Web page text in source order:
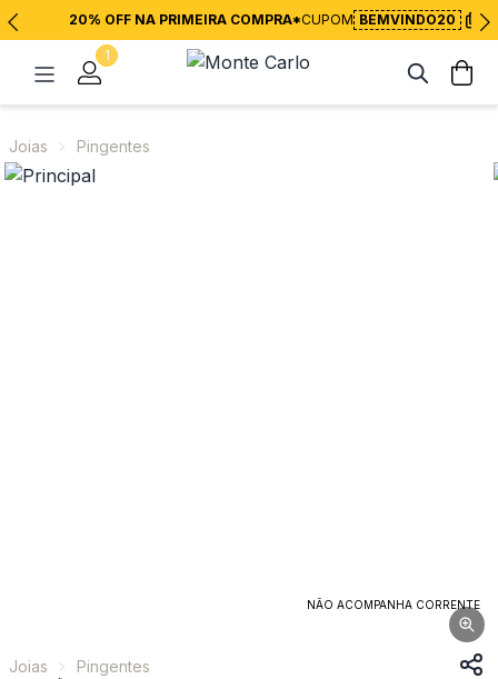
20% OFF NA PRIMEIRA COMPRA*CUPOM BEMVINDO20
1
Joias Pingentes
NÃO ACOMPANHA CORRENTE
Joias Pingentes